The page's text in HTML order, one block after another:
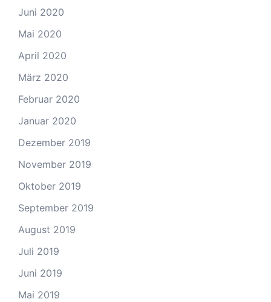
Juni 2020
Mai 2020
April 2020
März 2020
Februar 2020
Januar 2020
Dezember 2019
November 2019
Oktober 2019
September 2019
August 2019
Juli 2019
Juni 2019
Mai 2019